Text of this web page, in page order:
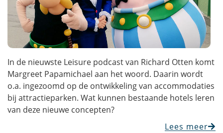
In de nieuwste Leisure podcast van Richard Otten komt
Margreet Papamichael aan het woord. Daarin wordt
o.a. ingezoomd op de ontwikkeling van accommodaties
bij attractieparken. Wat kunnen bestaande hotels leren
van deze nieuwe concepten?
Lees meer